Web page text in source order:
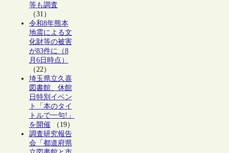
等も調査
（31）
令和8年熊本
地震による文
化財等の被害
が83件に（8
月6日時点）
（22）
埼玉県立久喜
図書館、休館
日特別イベン
ト「本のタイ
トルで一句!」
を開催（19）
調査研究報告
会「都道府県